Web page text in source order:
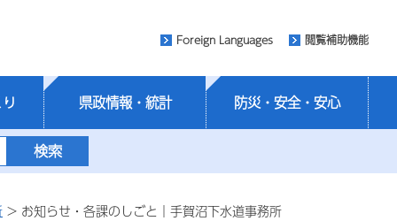
Foreign Languages 閲覧補助機能
県政情報・統計 防災・安全・安心
> お知らせ・各課のしごと｜手賀沼下水道事務所